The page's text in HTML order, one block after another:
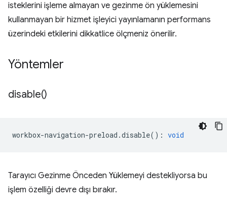
isteklerini işleme almayan ve gezinme ön yüklemesini
kullanmayan bir hizmet işleyici yayınlamanın performans
üzerindeki etkilerini dikkatlice ölçmeniz önerilir.
Yöntemler
disable()
workbox-navigation-preload .disable() : void
Tarayıcı Gezinme Önceden Yüklemeyi destekliyorsa bu
işlem özelliği devre dışı bırakır.